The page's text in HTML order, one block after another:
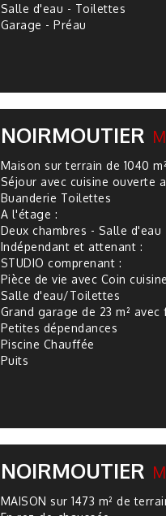
Salle d'eau - Toilettes
Garage - Préau
NOIRMOUTIER
Maison sur terrain de 1040 m²
Séjour avec cuisine ouverte
Buanderie Toilettes
A l'étage :
Deux chambres - Salle
Indépendant et attenant :
STUDIO comprenant :
Pièce de vie avec Coin
Salle d'eau/Toilettes
Grand garage de 23 m²
Petites dépendances
Piscine Chauffée
Puits
NOIRMOUTIER
MAISON sur 1473 m² de